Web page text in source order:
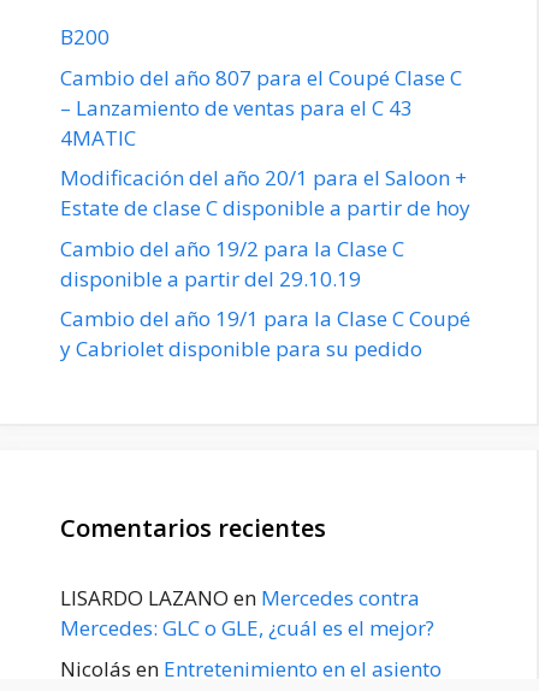
B200
Cambio del año 807 para el Coupé Clase C
– Lanzamiento de ventas para el C 43
4MATIC
Modificación del año 20/1 para el Saloon +
Estate de clase C disponible a partir de hoy
Cambio del año 19/2 para la Clase C
disponible a partir del 29.10.19
Cambio del año 19/1 para la Clase C Coupé
y Cabriolet disponible para su pedido
Comentarios recientes
LISARDO LAZANO en Mercedes contra
Mercedes: GLC o GLE, ¿cuál es el mejor?
Nicolás en Entretenimiento en el asiento